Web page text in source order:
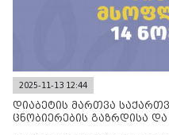
2025-11-13 12:44
დიაბეტის მართვა
ცნობიერების გაზრდისა და